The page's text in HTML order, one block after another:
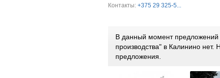
Контакты: +375 29 325-5...
В данный момент
производства" в Калинино
предложения.